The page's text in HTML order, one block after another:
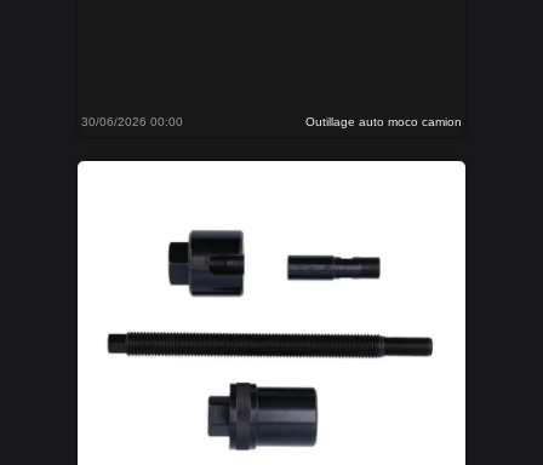
30/06/2026 00:00 Outillage auto moco camion